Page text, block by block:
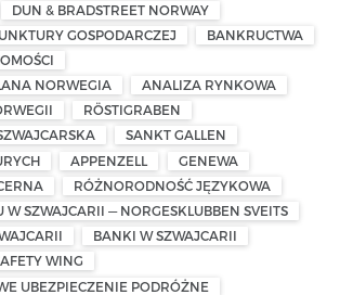
DUN & BRADSTREET NORWAY
GOSPODARCZEJ
BANKRUCTWA
NORWEGIA
ANALIZA RYNKOWA
RÖSTIGRABEN
SANKT GALLEN
APPENZELL
GENEWA
RÓŻNORODNOŚĆ JĘZYKOWA
W SZWAJCARII — NORGESKLUBBEN SVEITS
BANKI W SZWAJCARII
WING
UBEZPIECZENIE PODRÓŻNE